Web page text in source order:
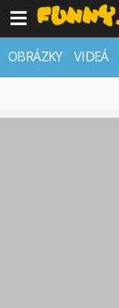
OBRÁZKY VIDEÁ